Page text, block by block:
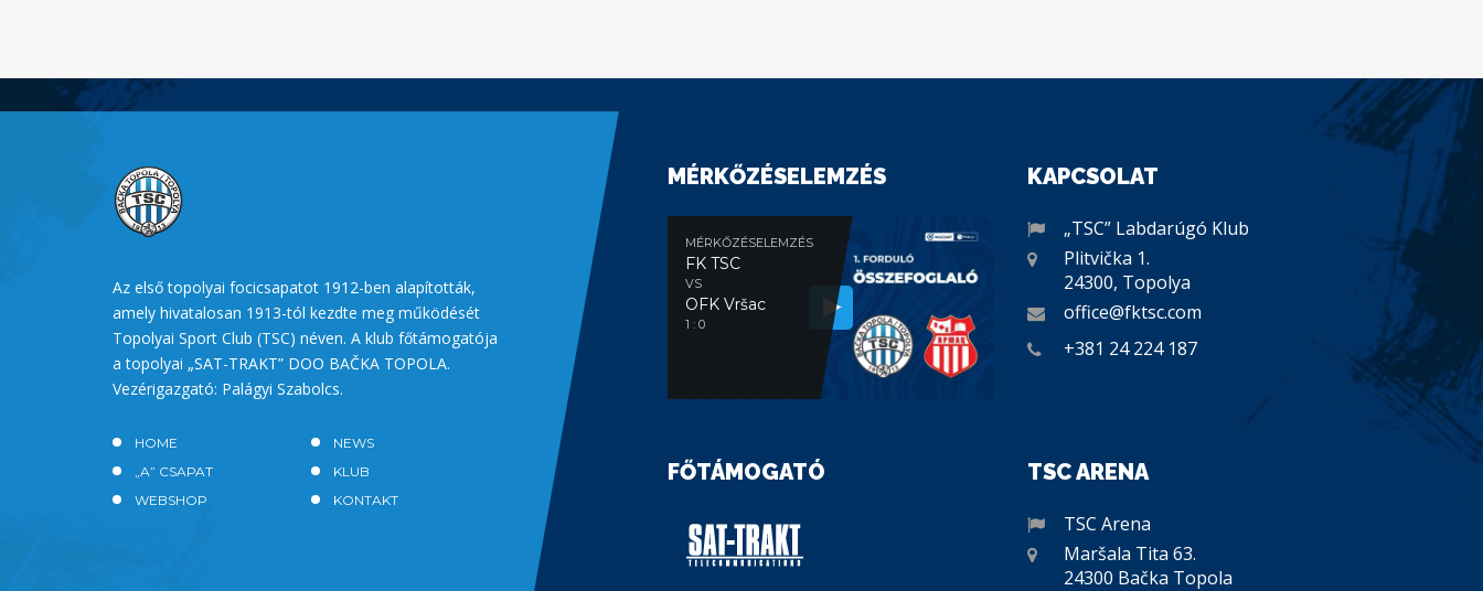
Az első topolyai focicsapatot 1912-ben alapították,
amely hivatalosan 1913-tól kezdte meg működését
Topolyai Sport Club (TSC) néven. A klub főtámogatója
a topolyai „SAT-TRAKT” DOO BAČKA TOPOLA.
Vezérigazgató: Palágyi Szabolcs.
HOME
NEWS
„A” CSAPAT
KLUB
WEBSHOP
KONTAKT
MÉRKŐZÉSELEMZÉS
MÉRKŐZÉSELEMZÉS
FK TSC
VS
OFK Vršac
1 : 0
KAPCSOLAT
„TSC” Labdarúgó Klub
Plitvička 1.
24300, Topolya
office@fktsc.com
+381 24 224 187
FŐTÁMOGATÓ TSC ARENA
TSC Arena
Maršala Tita 63.
24300 Bačka Topola